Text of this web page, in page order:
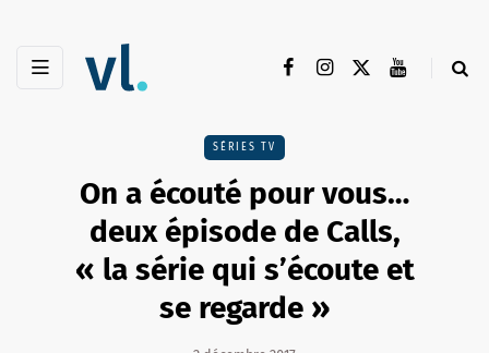
SÉRIES TV
On a écouté pour vous…
deux épisode de Calls,
« la série qui s’écoute et
se regarde »